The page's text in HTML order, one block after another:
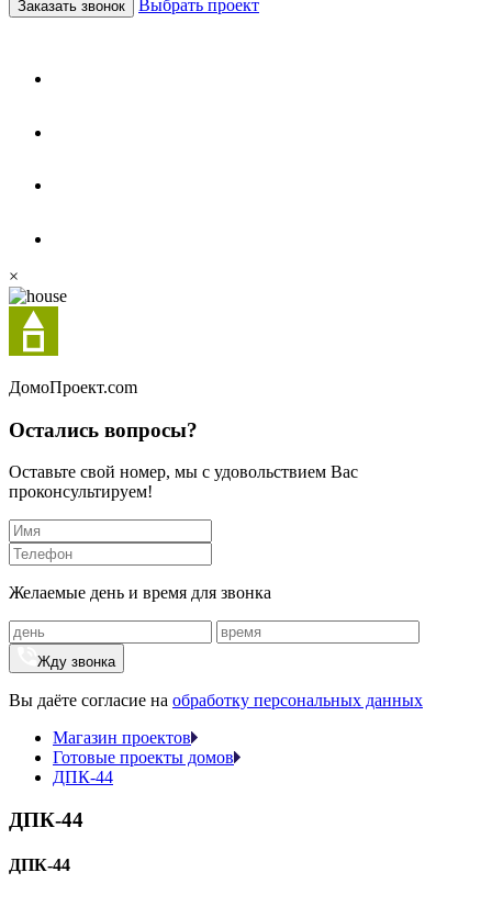
Заказать звонок Выбрать проект
×
ДомоПроект.com
Остались вопросы?
Оставьте свой номер, мы с удовольствием Вас
проконсультируем!
Желаемые день и время для звонка
Жду звонка
Вы даёте согласие на обработку персональных данных
Магазин проектов
Готовые проекты домов
ДПК-44
ДПК-44
ДПК-44